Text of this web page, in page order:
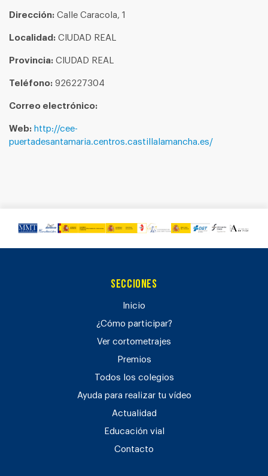
Dirección: Calle Caracola, 1
Localidad: CIUDAD REAL
Provincia: CIUDAD REAL
Teléfono: 926227304
Correo electrónico:
Web: http://cee-
puertadesantamaria.centros.castillalamancha.es/
Secciones
Inicio
¿Cómo participar?
Ver cortometrajes
Premios
Todos los colegios
Ayuda para realizar tu vídeo
Actualidad
Educación vial
Contacto